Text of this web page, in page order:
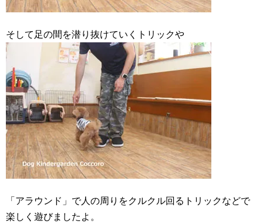
そして足の間を潜り抜けていくトリックや
「アラウンド」で人の周りをクルクル回るトリックなどで
楽しく遊びましたよ。